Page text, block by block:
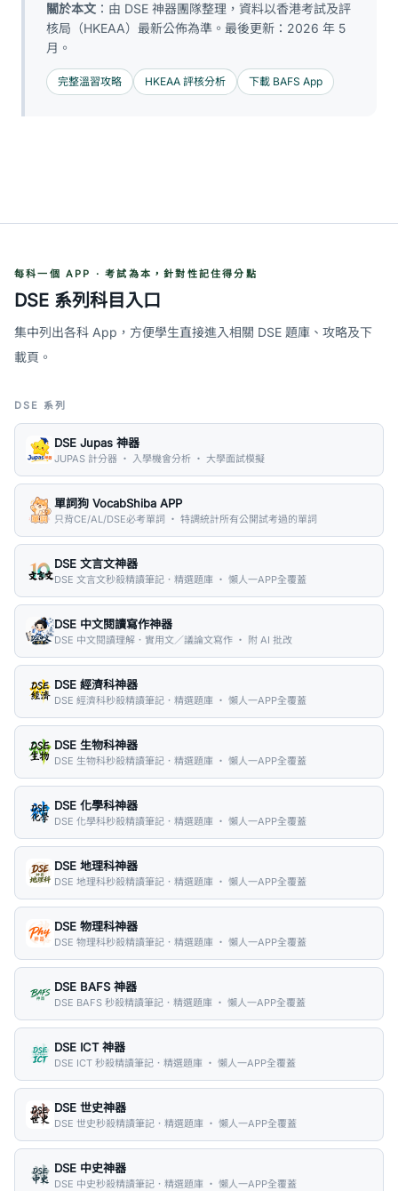
關於本文 ：由 DSE 神器團隊整理，資料以香港考試及評
核局（HKEAA）最新公佈為準。最後更新：2026 年 5
月。
完整溫習攻略 HKEAA 評核分析 下載 BAFS App
每科一個 APP · 考試為本，針對性記住得分點
DSE 系列科目入口
集中列出各科 App，方便學生直接進入相關 DSE 題庫、攻略及下
載頁。
DSE 系列
DSE Jupas 神器
JUPAS 計分器 ・ 入學機會分析 ・ 大學面試模擬
單詞狗 VocabShiba APP
只背CE/AL/DSE必考單詞 ・ 特調統計所有公開試考過的單詞
DSE 文言文神器
DSE 文言文秒殺精讀筆記．精選題庫 ・ 懶人一APP全覆蓋
DSE 中文閱讀寫作神器
DSE 中文閱讀理解．實用文／議論文寫作 ・ 附 AI 批改
DSE 經濟科神器
DSE 經濟科秒殺精讀筆記．精選題庫 ・ 懶人一APP全覆蓋
DSE 生物科神器
DSE 生物科秒殺精讀筆記．精選題庫 ・ 懶人一APP全覆蓋
DSE 化學科神器
DSE 化學科秒殺精讀筆記．精選題庫 ・ 懶人一APP全覆蓋
DSE 地理科神器
DSE 地理科秒殺精讀筆記．精選題庫 ・ 懶人一APP全覆蓋
DSE 物理科神器
DSE 物理科秒殺精讀筆記．精選題庫 ・ 懶人一APP全覆蓋
DSE BAFS 神器
DSE BAFS 秒殺精讀筆記．精選題庫 ・ 懶人一APP全覆蓋
DSE ICT 神器
DSE ICT 秒殺精讀筆記．精選題庫 ・ 懶人一APP全覆蓋
DSE 世史神器
DSE 世史秒殺精讀筆記．精選題庫 ・ 懶人一APP全覆蓋
DSE 中史神器
DSE 中史秒殺精讀筆記．精選題庫 ・ 懶人一APP全覆蓋